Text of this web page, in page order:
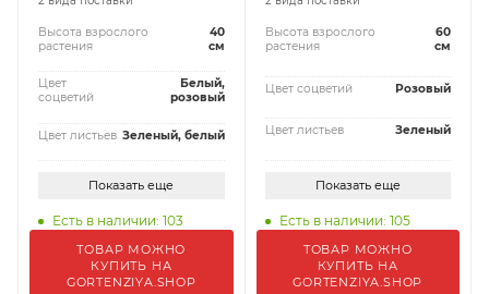
Высота взрослого
растения
40
см
Цвет
соцветий
Белый,
розовый
Цвет листьев Зеленый, белый
Показать еще
Есть в наличии: 103
ТОВАР МОЖНО
КУПИТЬ НА
GORTENZIYA.SHOP
Высота взрослого
растения
60
см
Цвет соцветий Розовый
Цвет листьев Зеленый
Показать еще
Есть в наличии: 105
ТОВАР МОЖНО
КУПИТЬ НА
GORTENZIYA.SHOP